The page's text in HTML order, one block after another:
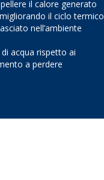
il calore generato
il ciclo termico
nell’ambiente
acqua rispetto ai
a perdere